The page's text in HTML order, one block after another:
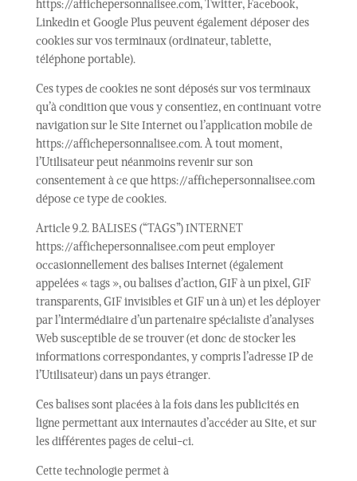
https://affichepersonnalisee.com, Twitter, Facebook,
Linkedin et Google Plus peuvent également déposer des
cookies sur vos terminaux (ordinateur, tablette,
téléphone portable).
Ces types de cookies ne sont déposés sur vos terminaux
qu’à condition que vous y consentiez, en continuant votre
navigation sur le Site Internet ou l’application mobile de
https://affichepersonnalisee.com. À tout moment,
l’Utilisateur peut néanmoins revenir sur son
consentement à ce que https://affichepersonnalisee.com
dépose ce type de cookies.
Article 9.2. BALISES (“TAGS”) INTERNET
https://affichepersonnalisee.com peut employer
occasionnellement des balises Internet (également
appelées « tags », ou balises d’action, GIF à un pixel, GIF
transparents, GIF invisibles et GIF un à un) et les déployer
par l’intermédiaire d’un partenaire spécialiste d’analyses
Web susceptible de se trouver (et donc de stocker les
informations correspondantes, y compris l’adresse IP de
l’Utilisateur) dans un pays étranger.
Ces balises sont placées à la fois dans les publicités en
ligne permettant aux internautes d’accéder au Site, et sur
les différentes pages de celui-ci.
Cette technologie permet à